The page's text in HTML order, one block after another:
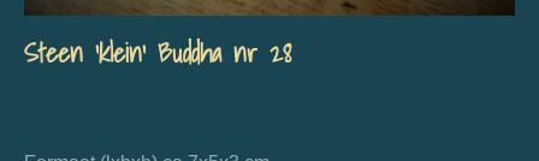
Steen 'klein' Buddha nr 28